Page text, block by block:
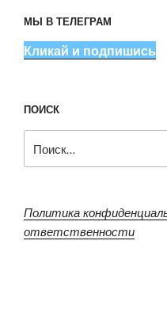
МЫ В ТЕЛЕГРАМ
Кликай и подпишись
ПОИСК
Политика
ответственности